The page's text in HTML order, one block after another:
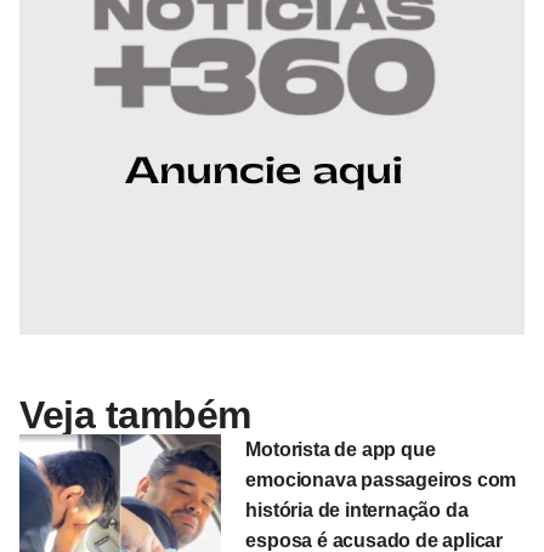
Veja também
Motorista de app que
emocionava passageiros com
história de internação da
esposa é acusado de aplicar